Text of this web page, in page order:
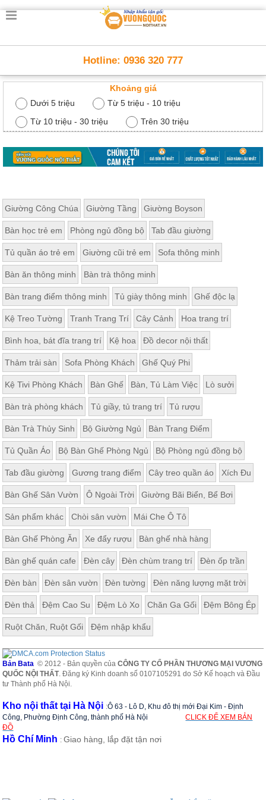
Trang
Thông
thông
Nội
Thất
tầng,
bàn
học, tủ
sách
Nội
Thất
Phòng
Khách
Sofa,
tủ
rượu,
Bàn
Nội
Thất
Phòng
Ngủ
Giường
ngủ, tủ
áo, bàn
trang
Nội
Thất
Phòng
Ăn
Bàn
ăn,
ghế
ăn,
bếp
Nội
Thất
Ban
Công,
Vườn
Bàn
ghế
ban
đu,
ghế...
Phụ
Hotline: 0936 320 777
Khoảng giá
Dưới 5 triệu
Từ 5 triệu - 10 triệu
Từ 10 triệu - 30 triệu
Trên 30 triệu
Giường Công Chúa Giường Tầng Giường Boyson
Bàn học trẻ em Phòng ngủ đồng bộ Tab đầu giường
Tủ quần áo trẻ em Giường cũi trẻ em Sofa thông minh
Bàn ăn thông minh Bàn trà thông minh
Bàn trang điểm thông minh Tủ giày thông minh Ghế độc lạ
Kệ Treo Tường Tranh Trang Trí Cây Cảnh Hoa trang trí
Bình hoa, bát đĩa trang trí Kệ hoa Đồ decor nội thất
Thảm trải sàn Sofa Phòng Khách Ghế Quý Phi
Kệ Tivi Phòng Khách Bàn Ghế Bàn, Tủ Làm Việc Lò sưởi
Bàn trà phòng khách Tủ giầy, tủ trang trí Tủ rượu
Bàn Trà Thủy Sinh Bộ Giường Ngủ Bàn Trang Điểm
Tủ Quần Áo Bộ Bàn Ghế Phòng Ngủ Bộ Phòng ngủ đồng bộ
Tab đầu giường Gương trang điểm Cây treo quần áo Xích Đu
Bàn Ghế Sân Vườn Ô Ngoài Trời Giường Bãi Biển, Bể Bơi
Sản phẩm khác Chòi sân vườn Mái Che Ô Tô
Bàn Ghế Phòng Ăn Xe đẩy rượu Bàn ghế nhà hàng
Bàn ghế quán cafe Đèn cây Đèn chùm trang trí Đèn ốp trần
Đèn bàn Đèn sân vườn Đèn tường Đèn năng lượng mặt trời
Đèn thả Đệm Cao Su Đệm Lò Xo Chăn Ga Gối Đệm Bông Ép
Ruột Chăn, Ruột Gối Đệm nhập khẩu
Bản Bata © 2012 - Bản quyền củaCÔNG TY CỔ PHẦN THƯƠNG MẠI VƯƠNG
QUỐC NỘI THẤT. Đăng ký Kinh doanh số 0107105291 do Sở Kế hoạch và Đầu
tư Thành phố Hà Nội.
Kho nội thất tại Hà Nội :Ô 63 - Lô D, Khu đô thị mới Đại Kim - Định
Công, Phường Định Công, thành phố Hà Nội
CLICK ĐỂ XEM BẢN
ĐỒ
Hồ Chí Minh :Giao hàng, lắp đặt tận nơi